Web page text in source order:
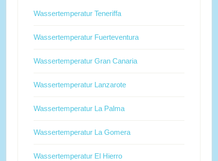
Wassertemperatur Teneriffa
Wassertemperatur Fuerteventura
Wassertemperatur Gran Canaria
Wassertemperatur Lanzarote
Wassertemperatur La Palma
Wassertemperatur La Gomera
Wassertemperatur El Hierro